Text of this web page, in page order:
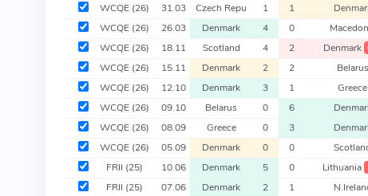
WCQE (26) 31.03 Czech Repu 1 1
WCQE (26) 26.03 Denmark 4 0
WCQE (26) 18.11 Scotland 4 2 Denmark
WCQE (26) 15.11 Denmark 2 2 Belarus
WCQE (26) 12.10 Denmark 3 1 Greece
WCQE (26) 09.10 Belarus 0 6
WCQE (26) 08.09 Greece 0 3
WCQE (26) 05.09 Denmark 0 0
FRII (25) 10.06 Denmark 5 0 Lithuania
FRII (25) 07.06 Denmark 2 1